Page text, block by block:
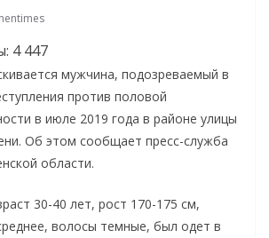
4 447
мужчина, подозреваемый в
против половой
в июле 2019 года в районе улицы
Об этом сообщает пресс-служба
области.
30-40 лет, рост 170-175 см,
волосы темные, был одет в